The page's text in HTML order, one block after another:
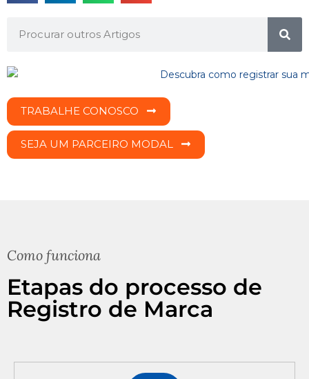
TRABALHE CONOSCO
SEJA UM PARCEIRO MODAL
Como funciona
Etapas do processo de
Registro de Marca